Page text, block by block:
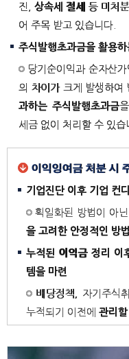
진,상속세 절세 등 미처
어 주목 받고 있습니다.
주식발행초과금을 활용하
당기순이익과 순자산
의 차이가 크게 발생하여
과하는 주식발행초과금
세금 없이 처리할 수 있습
이익잉여금 처분 시
기업진단 이후 기업 컨
획일화된 방법이 아
을 고려한 안정적인 방법
누적된 이익금 정리 이
템을 마련
배당정책, 자기주식
누적되기 이전에 관리